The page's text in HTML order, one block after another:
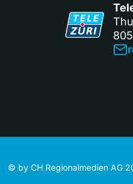
© by CH Regionalmedien AG